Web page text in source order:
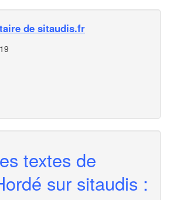
de sitaudis.fr
textes de
sur sitaudis :